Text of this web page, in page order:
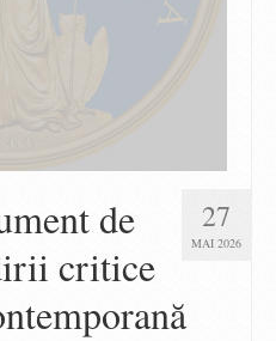
27
MAI 2026
de
critice